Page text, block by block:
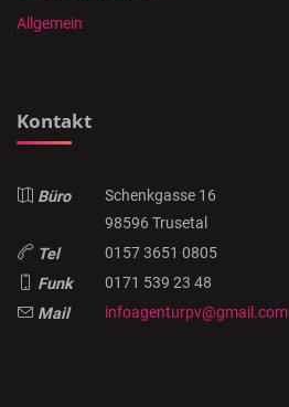
Allgemein
Kontakt
Büro
Schenkgasse 16
98596 Trusetal
Tel
0157 3651 0805
Funk
0171 539 23 48
Mail
infoagenturpv@gmail.com